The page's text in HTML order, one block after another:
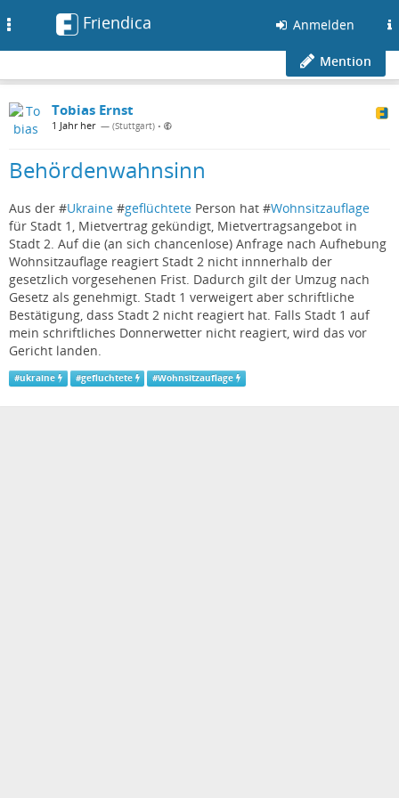
Friendica Anmelden
Mention
Tobias Ernst
1 Jahr her — (Stuttgart) •
Behördenwahnsinn
Aus der #Ukraine #geflüchtete Person hat #Wohnsitzauflage
für Stadt 1, Mietvertrag gekündigt, Mietvertragsangebot in
Stadt 2. Auf die (an sich chancenlose) Anfrage nach Aufhebung
Wohnsitzauflage reagiert Stadt 2 nicht innnerhalb der
gesetzlich vorgesehenen Frist. Dadurch gilt der Umzug nach
Gesetz als genehmigt. Stadt 1 verweigert aber schriftliche
Bestätigung, dass Stadt 2 nicht reagiert hat. Falls Stadt 1 auf
mein schriftliches Donnerwetter nicht reagiert, wird das vor
Gericht landen.
#ukraine #gefluchtete #Wohnsitzauflage